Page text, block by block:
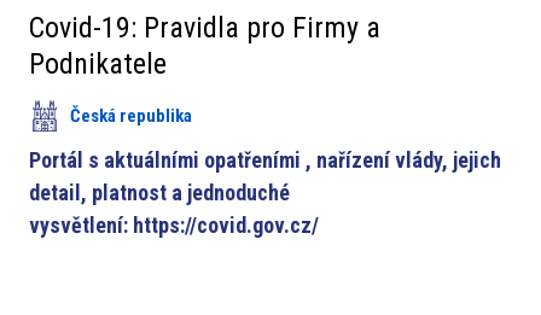
Členové
​​Projekty
Členská sekce
Covid-19: Pravidla pro Firmy a
Podnikatele
Česká republika
Portál s aktuálními opatřeními , nařízení vlády, jejich
detail, platnost a jednoduché
vysvětlení: https://covid.gov.cz/